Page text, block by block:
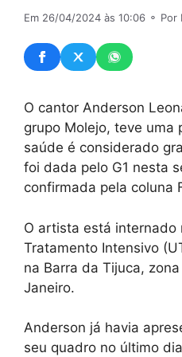
Em 26/04/2024 às 10:06 ⚬ Por
O cantor Anderson
grupo Molejo, teve uma
saúde é considerado
foi dada pelo G1 nesta
confirmada pela coluna
O artista está internado
Tratamento Intensivo
na Barra da Tijuca,
Janeiro.
Anderson já havia
seu quadro no último